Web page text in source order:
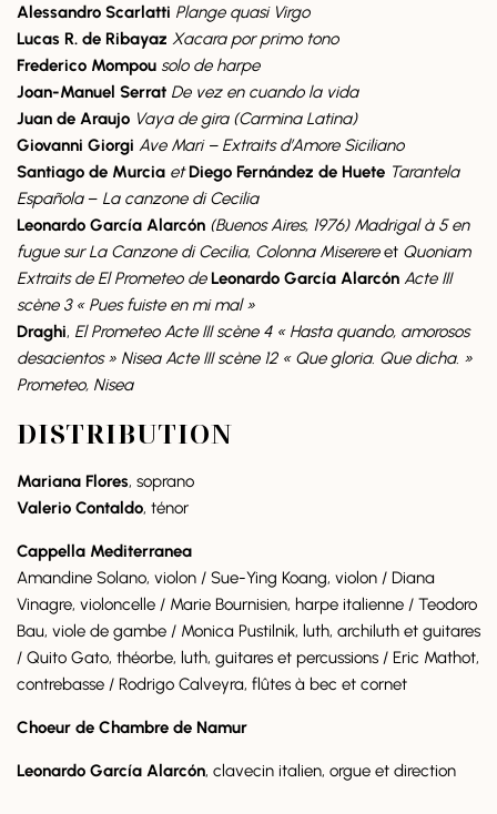
Alessandro Scarlatti Plange quasi Virgo
Lucas R. de Ribayaz Xacara por primo tono
Frederico Mompou solo de harpe
Joan-Manuel Serrat De vez en cuando la vida
Juan de Araujo Vaya de gira (Carmina Latina)
Giovanni Giorgi Ave Mari – Extraits d’Amore Siciliano
Santiago de Murcia etDiego Fernández de Huete Tarantela
Española– La canzone di Cecilia
Leonardo García Alarcón (Buenos Aires, 1976) Madrigal à 5 en
fugue sur La Canzone di Cecilia, Colonna Miserereet Quoniam
Extraits de El Prometeo deLeonardo García Alarcón Acte III
scène 3 « Pues fuiste en mi mal »
Draghi, El Prometeo Acte III scène 4 « Hasta quando, amorosos
desacientos » Nisea Acte III scène 12 « Que gloria. Que dicha. »
Prometeo, Nisea
DISTRIBUTION
Mariana Flores, soprano
Valerio Contaldo, ténor
Cappella Mediterranea
Amandine Solano, violon / Sue-Ying Koang, violon / Diana
Vinagre, violoncelle / Marie Bournisien, harpe italienne / Teodoro
Bau, viole de gambe / Monica Pustilnik, luth, archiluth et guitares
/ Quito Gato, théorbe, luth, guitares et percussions / Eric Mathot,
contrebasse / Rodrigo Calveyra, flûtes à bec et cornet
Choeur de Chambre de Namur
Leonardo García Alarcón, clavecin italien, orgue et direction